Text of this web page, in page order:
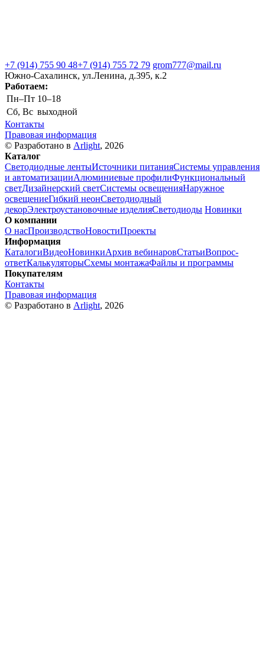
+7 (914) 755 90 48+7 (914) 755 72 79 grom777@mail.ru
Южно-Сахалинск, ул.Ленина, д.395, к.2
Работаем:
Пн–Пт 10–18
Сб, Вс выходной
Контакты
Правовая информация
© Разработано в Arlight, 2026
Каталог
Светодиодные лентыИсточники питанияСистемы управления
и автоматизацииАлюминиевые профилиФункциональный
светДизайнерский светСистемы освещенияНаружное
освещениеГибкий неонСветодиодный
декорЭлектроустановочные изделияСветодиоды Новинки
О компании
О насПроизводствоНовостиПроекты
Информация
КаталогиВидеоНовинкиАрхив вебинаровСтатьиВопрос-
ответКалькуляторыСхемы монтажаФайлы и программы
Покупателям
Контакты
Правовая информация
© Разработано в Arlight, 2026